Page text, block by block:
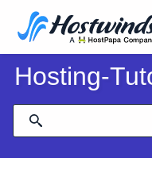
Hosting-